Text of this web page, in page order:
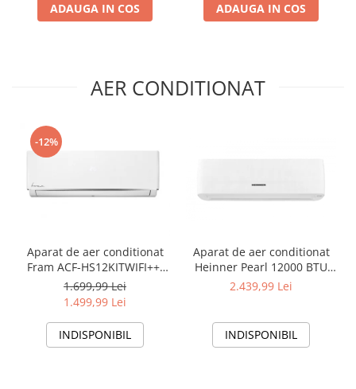
ADAUGA IN COS ADAUGA IN COS
AER CONDITIONAT
-12%
Aparat de aer conditionat
Fram ACF-HS12KITWIFI++,
12000 BTU, Wifi, Kit
instalare inclus, Functie
Sleep, Clasa A++
1.699,99 Lei
1.499,99 Lei
INDISPONIBIL
Aparat de aer conditionat
Heinner Pearl 12000 BTU
Wi-Fi, Clasa A+++/A+++, AI
alb
2.439,99 Lei
INDISPONIBIL